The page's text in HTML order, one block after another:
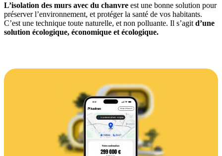
L’isolation des murs avec du chanvre est une bonne solution pour
préserver l’environnement, et protéger la santé de vos habitants.
C’est une technique toute naturelle, et non polluante. Il s’agit d’une
solution écologique, économique et écologique.